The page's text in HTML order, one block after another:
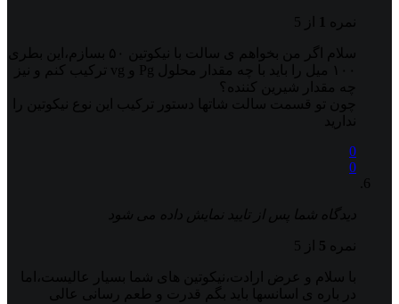
نمره 1 از 5
سلام اگر من بخواهم ی سالت با نیکوتین ۵۰ بسازم،این بطری
۱۰۰ میل را باید با چه مقدار محلول Pg و vg ترکیب کنم و نیز
چه مقدار شیرین کننده؟
چون تو قسمت سالت شاتها دستور ترکیب این نوع نیکوتین را
ندارید
0
0
دیدگاه شما پس از تایید نمایش داده می شود
نمره 5 از 5
با سلام و عرض ارادت،نیکوتین های شما بسیار عالیست،اما
در باره ی اسانسها باید بگم قدرت و طعم رسانی عالی